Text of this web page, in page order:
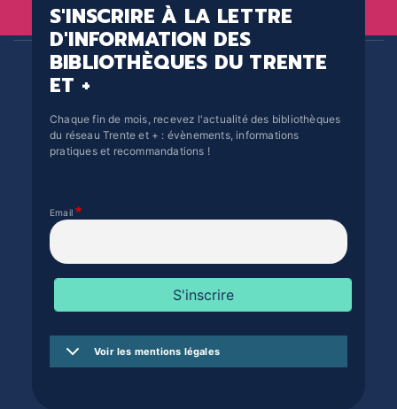
S'INSCRIRE À LA LETTRE
D'INFORMATION DES
BIBLIOTHÈQUES DU TRENTE
ET +
Chaque fin de mois, recevez l'actualité des bibliothèques
du réseau Trente et + : évènements, informations
pratiques et recommandations !
Email
Voir les mentions légales